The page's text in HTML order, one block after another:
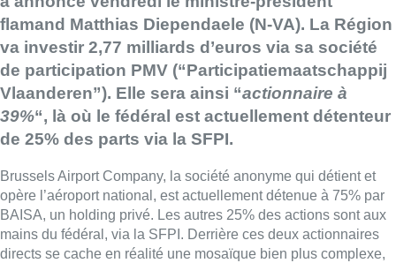
flamand Matthias Diependaele (N-VA). La Région
va investir 2,77 milliards d’euros via sa société
de participation PMV (“Participatiemaatschappij
Vlaanderen”). Elle sera ainsi “actionnaire à
39%“, là où le fédéral est actuellement détenteur
de 25% des parts via la SFPI.
BrusselsAirportCompany, la société anonyme qui détient et
opère l’aéroport national, est actuellement détenue à 75% par
BAISA, un holding privé. Les autres 25% des actions sont aux
mains du fédéral, via la SFPI. Derrière ces deux actionnaires
directs se cache en réalité une mosaïque bien plus complexe,